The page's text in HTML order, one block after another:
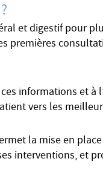
et digestif pour
premières
informations et à
vers les
la mise en
interventions, et